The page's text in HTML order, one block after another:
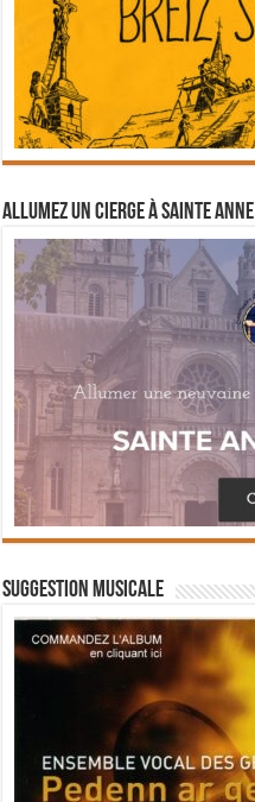
Allumez un cierge à Sainte Anne
Suggestion musicale